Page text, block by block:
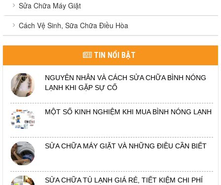
Sửa Chữa Máy Giặt
Cách Vệ Sinh, Sữa Chữa Điều Hòa
TIN NỔI BẬT
NGUYÊN NHÂN VÀ CÁCH SỬA CHỮA BÌNH NÓNG
LẠNH KHI GẶP SỰ CỐ
MỘT SỐ KINH NGHIỆM KHI MUA BÌNH NÓNG LẠNH
SỬA CHỮA MÁY GIẶT VÀ NHỮNG ĐIỀU CẦN BIẾT
SỬA CHỮA TỦ LẠNH GIÁ RẺ, TIẾT KIỆM CHI PHÍ